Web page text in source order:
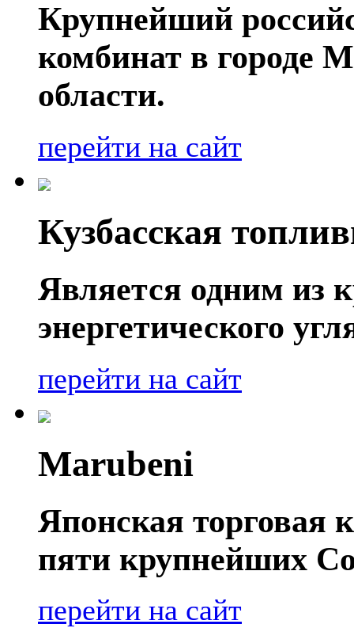
Крупнейший
комбинат в городе
области.
перейти на сайт
Кузбасская
Является одним из
энергетического
перейти на сайт
Marubeni
Японская торговая
пяти крупнейших
перейти на сайт